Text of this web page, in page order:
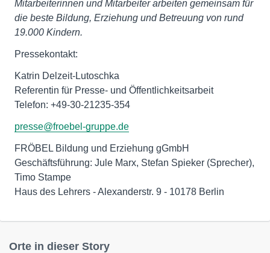
Mitarbeiterinnen und Mitarbeiter arbeiten gemeinsam für
die beste Bildung, Erziehung und Betreuung von rund
19.000 Kindern.
Pressekontakt:
Katrin Delzeit-Lutoschka
Referentin für Presse- und Öffentlichkeitsarbeit
Telefon: +49-30-21235-354
presse@froebel-gruppe.de
FRÖBEL Bildung und Erziehung gGmbH
Geschäftsführung: Jule Marx, Stefan Spieker (Sprecher),
Timo Stampe
Haus des Lehrers - Alexanderstr. 9 - 10178 Berlin
Orte in dieser Story